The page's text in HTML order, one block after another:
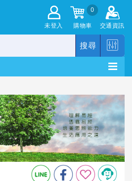
未登入
0
購物車 交通資訊
搜尋